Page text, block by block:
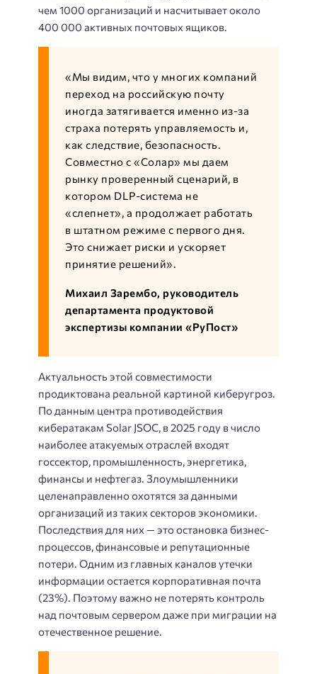
чем 1000 организаций и насчитывает около
400 000 активных почтовых ящиков.
«Мы видим, что у многих компаний
переход на российскую почту
иногда затягивается именно из-за
страха потерять управляемость и,
как следствие, безопасность.
Совместно с «Солар» мы даем
рынку проверенный сценарий, в
котором DLP-система не
«слепнет», а продолжает работать
в штатном режиме с первого дня.
Это снижает риски и ускоряет
принятие решений».
Михаил Зарембо, руководитель
департамента продуктовой
экспертизы компании «РуПост»
Актуальность этой совместимости
продиктована реальной картиной киберугроз.
По данным центра противодействия
кибератакам Solar JSOC, в 2025 году в число
наиболее атакуемых отраслей входят
госсектор, промышленность, энергетика,
финансы и нефтегаз. Злоумышленники
целенаправленно охотятся за данными
организаций из таких секторов экономики.
Последствия для них — это остановка бизнес-
процессов, финансовые и репутационные
потери. Одним из главных каналов утечки
информации остается корпоративная почта
(23%). Поэтому важно не потерять контроль
над почтовым сервером даже при миграции на
отечественное решение.